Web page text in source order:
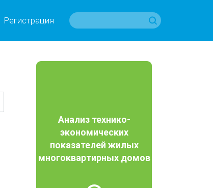
Регистрация
Анализ технико-
экономических
показателей жилых
многоквартирных домов